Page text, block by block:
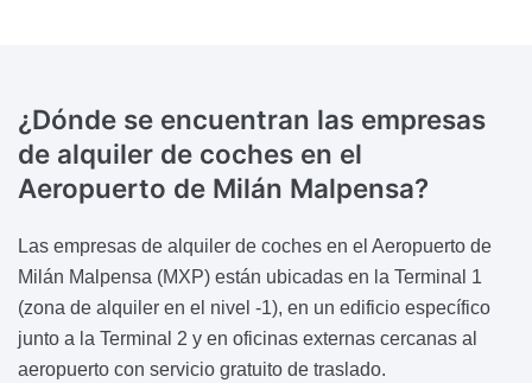
¿Dónde se encuentran las empresas
de alquiler de coches en el
Aeropuerto de Milán Malpensa?
Las empresas de alquiler de coches en el Aeropuerto de
Milán Malpensa (MXP) están ubicadas en la Terminal 1
(zona de alquiler en el nivel -1), en un edificio específico
junto a la Terminal 2 y en oficinas externas cercanas al
aeropuerto con servicio gratuito de traslado.